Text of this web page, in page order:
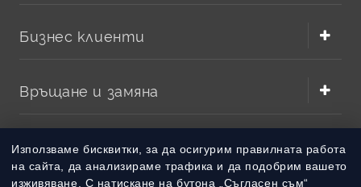
Използваме бисквитки, за да осигурим правилната работа
на сайта, да анализираме трафика и да подобрим вашето
изживяване. С натискане на бутона „Съгласен съм“
сте се замисляли. Вижте точно какво имаме предвид:
Бизнес клиенти
Връщане и замяна
Методи на плащане